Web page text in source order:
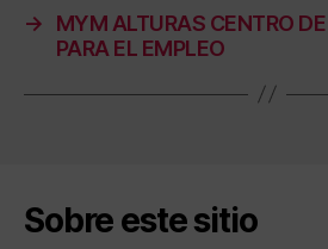
→
MYM ALTURAS CENTRO
PARA EL EMPLEO
Sobre este sitio